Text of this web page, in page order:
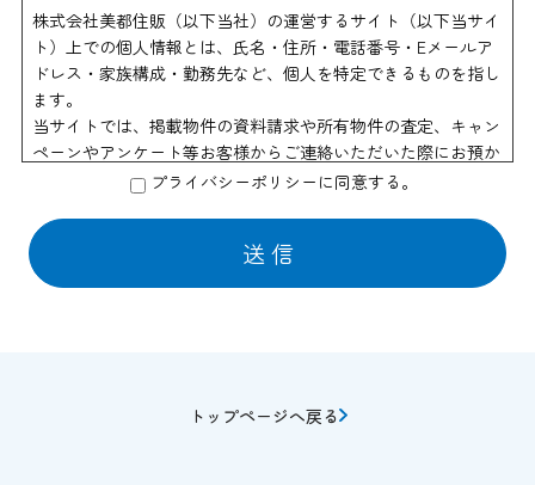
株式会社美都住販（以下当社）の運営するサイト（以下当サイ
ト）上での個人情報とは、氏名・住所・電話番号・Eメールア
ドレス・家族構成・勤務先など、個人を特定できるものを指し
ます。
当サイトでは、掲載物件の資料請求や所有物件の査定、キャン
ペーンやアンケート等お客様からご連絡いただいた際にお預か
りする個人情報以外は、個人を特定できる情報を収集すること
当社はお客様からのお申し出により物件資料の送付、会員情報
させていただくことがあります。
プライバシーポリシーに同意する。
トップページへ戻る